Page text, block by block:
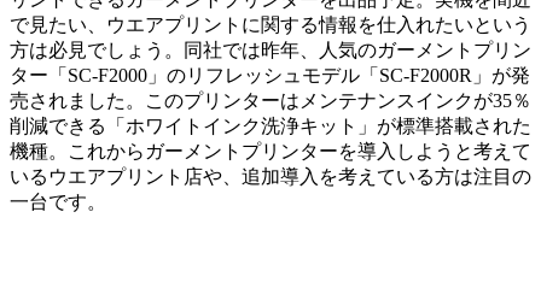
で見たい、ウエアプリントに関する情報を仕入れたいという
方は必見でしょう。同社では昨年、人気のガーメントプリン
ター「SC-F2000」のリフレッシュモデル「SC-F2000R」が発
売されました。このプリンターはメンテナンスインクが35％
削減できる「ホワイトインク洗浄キット」が標準搭載された
機種。これからガーメントプリンターを導入しようと考えて
いるウエアプリント店や、追加導入を考えている方は注目の
一台です。